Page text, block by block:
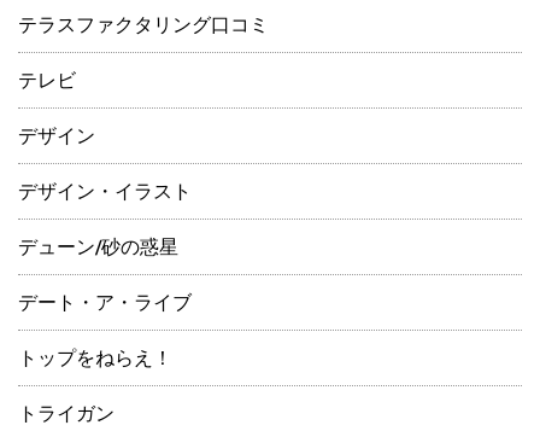
テラスファクタリング口コミ
テレビ
デザイン
デザイン・イラスト
デューン/砂の惑星
デート・ア・ライブ
トップをねらえ！
トライガン